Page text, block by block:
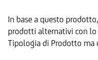
In base a questo
prodotti alternativi con lo
Tipologia di Prodotto ma